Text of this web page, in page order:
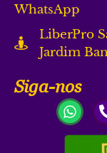
WhatsApp
LiberPro
Jardim
Siga-nos